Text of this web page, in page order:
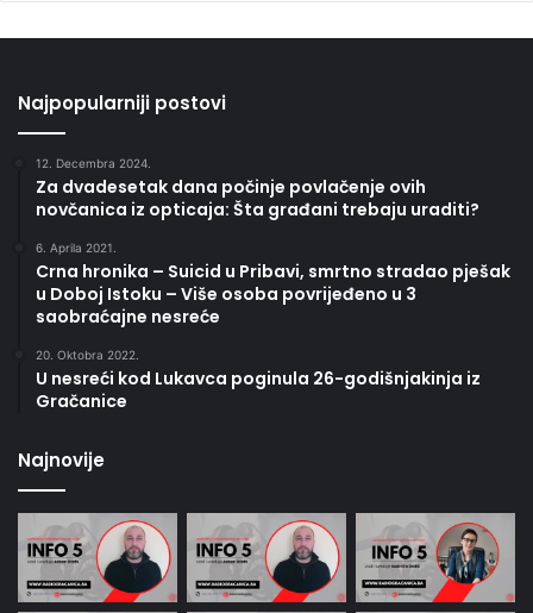
Najpopularniji postovi
12. Decembra 2024.
Za dvadesetak dana počinje povlačenje ovih
novčanica iz opticaja: Šta građani trebaju uraditi?
6. Aprila 2021.
Crna hronika – Suicid u Pribavi, smrtno stradao pješak
u Doboj Istoku – Više osoba povrijeđeno u 3
saobraćajne nesreće
20. Oktobra 2022.
U nesreći kod Lukavca poginula 26-godišnjakinja iz
Gračanice
Najnovije